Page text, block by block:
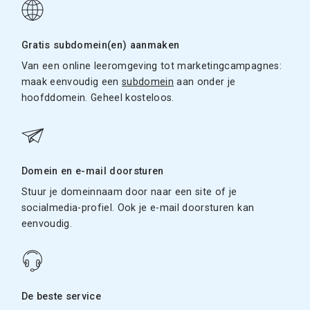
Gratis subdomein(en) aanmaken
Van een online leeromgeving tot marketingcampagnes:
maak eenvoudig eensubdomein aan onder je
hoofddomein. Geheel kosteloos.
Domein en e-mail doorsturen
Stuur je domeinnaam door naar een site of je
socialmedia-profiel. Ook je e-mail doorsturen kan
eenvoudig.
De beste service